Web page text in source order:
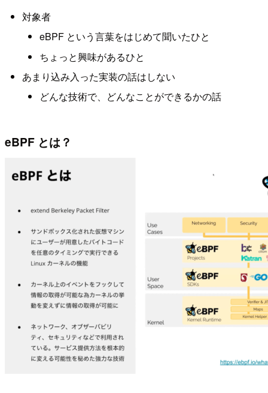
対象者
eBPF という言葉をはじめて聞いたひと
ちょっと興味があるひと
あまり込み入った実装の話はしない
どんな技術で、どんなことができるかの話
eBPF とは？